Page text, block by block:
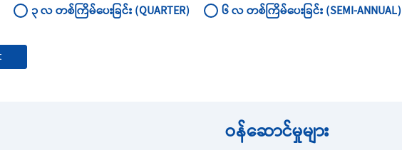
၃ လ တစ်ကြိမ်ပေးခြင်း (QUARTER) ၆ လ တစ်ကြိမ်ပေးခြင်း (SEMI-ANNUAL)
ဝန်ဆောင်မှုများ